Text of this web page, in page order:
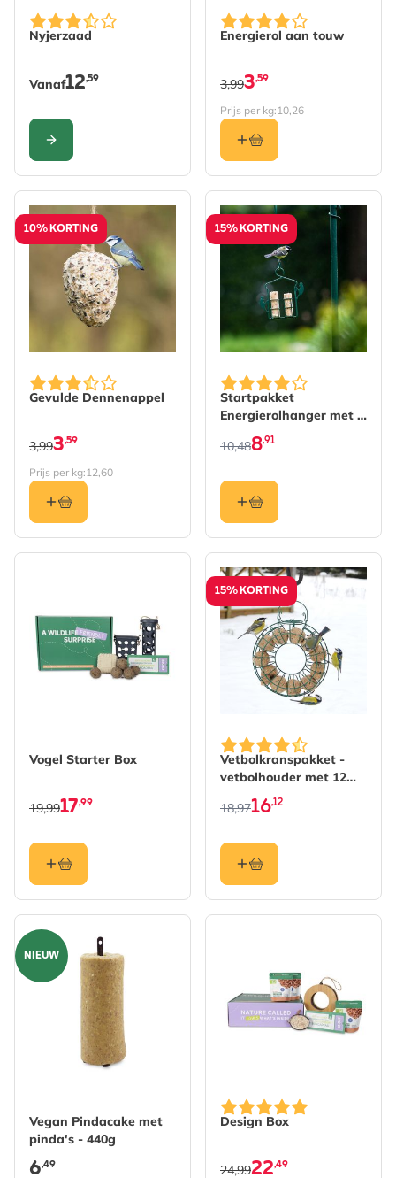
Nyjerzaad
De prijs is afhankelijk van de gekozen opties op de
Vanaf12,59
CONFIGURE
Energierol aan touw
3,59
3,99
Prijs per kg:10,26
10% KORTING
Gevulde Dennenappel
3,59
3,99
Prijs per kg:12,60
15% KORTING
Startpakket
Energierolhanger met 6
energierollen
De prijs is afhankelijk van
10,488,91
Vogel Starter Box
17,99
19,99
15% KORTING
Vetbolkranspakket -
vetbolhouder met 12
vetbollen
De prijs is afhankelijk van
18,9716,12
NIEUW
Vegan Pindacake met
pinda's - 440g
6,49
Design Box
22,49
24,99